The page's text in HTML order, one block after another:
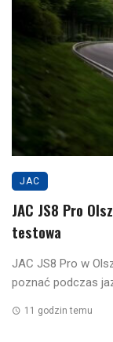
JAC
JAC JS8 Pro
testowa
JAC JS8 Pro w
poznać podczas
11 godzin temu